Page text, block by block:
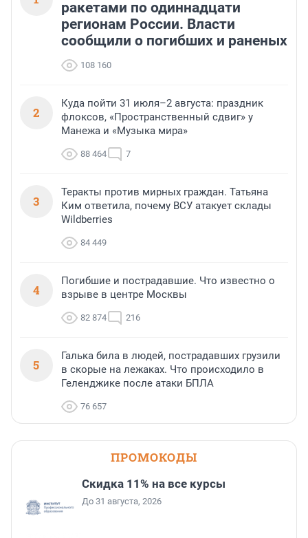
ракетами по одиннадцати
регионам России. Власти
сообщили о погибших и раненых
108 160
2
Куда пойти 31 июля–2 августа: праздник
флоксов, «Пространственный сдвиг» у
Манежа и «Музыка мира»
88 464 7
3
Теракты против мирных граждан. Татьяна
Ким ответила, почему ВСУ атакует склады
Wildberries
84 449
4
Погибшие и пострадавшие. Что известно о
взрыве в центре Москвы
82 874 216
5
Галька била в людей, пострадавших грузили
в скорые на лежаках. Что происходило в
Геленджике после атаки БПЛА
76 657
ПРОМОКОДЫ
Скидка 11% на все курсы
До 31 августа, 2026